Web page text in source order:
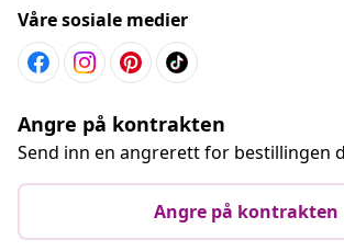
Våre sosiale medier
Angre på kontrakten
Send inn en angrerett for bestillingen
Angre på kontrakten